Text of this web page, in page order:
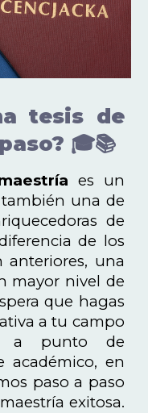
tesis de
🎓📚
es un
una de
de
de los
anteriores, una
mayor nivel de
que hagas
a tu campo
a punto de
académico, en
paso a paso
exitosa.